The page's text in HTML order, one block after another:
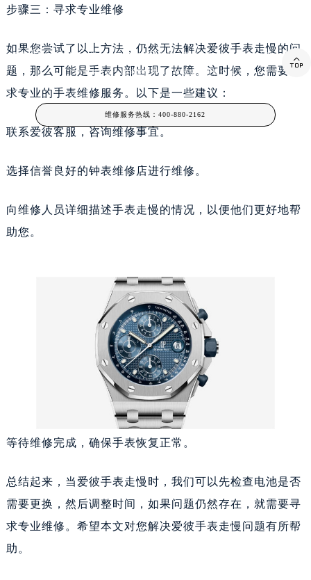
如果你对爱彼手表出现走慢如何解决还有很多疑问，那么你来对了！在这篇文章中，我将
为大家介绍一些与爱彼手表出现走慢如何解决有
维修服务热线：400-880-2162
步骤三：寻求专业维修
如果您尝试了以上方法，仍然无法解决爱彼手表走慢的问
题，那么可能是手表内部出现了故障。这时候，您需要寻
求专业的手表维修服务。以下是一些建议：
联系爱彼客服，咨询维修事宜。
选择信誉良好的钟表维修店进行维修。
向维修人员详细描述手表走慢的情况，以便他们更好地帮
助您。
等待维修完成，确保手表恢复正常。
总结起来，当爱彼手表走慢时，我们可以先检查电池是否
需要更换，然后调整时间，如果问题仍然存在，就需要寻
求专业维修。希望本文对您解决爱彼手表走慢问题有所帮
助。
